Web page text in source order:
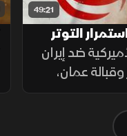
49:21
التوتر
ضد إيران
عمان،
بالتزامن مع
نحو إسبانيا